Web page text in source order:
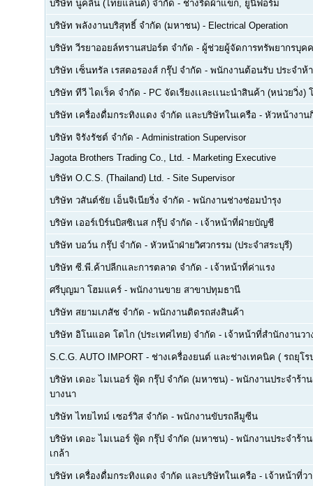
บริษัท นูคลีน (ไทยแลนด์) จำกัด - ช่างรีดผ้าแขก, ยูนิฟอร์ม
บริษัท พลังงานบริสุทธิ์ จำกัด (มหาชน) - Electrical Operation
บริษัท วีรยาออยล์ทรานสปอร์ต จำกัด - ผู้ช่วยผู้จัดการทรัพยากรบุค
บริษัท เซ็นทรัล เรสตอรองส์ กรุ๊ป จำกัด - พนักงานต้อนรับ ประจำห้
บริษัท ทีวี ไดเร็ค จำกัด - PC จัดเรียงเเละเเนะนำสินค้า (หน่วยวิ่ง
บริษัท เครื่องดื่มกระทิงแดง จำกัด และบริษัทในเครือ - หัวหน้างาน
บริษัท จิรังรัชต์ จำกัด - Administration Supervisor
Jagota Brothers Trading Co., Ltd. - Marketing Executive
บริษัท O.C.S. (Thailand) Ltd. - Site Supervisor
บริษัท วสันต์ชัย เอ็นจิเนียริ่ง จำกัด - พนักงานช่างซ่อมบำรุง
บริษัท เออร์เบิร์นบิสซิเนส กรุ๊ป จำกัด - เจ้าหน้าที่ฝ่ายบัญชี
บริษัท บอว์น กรุ๊ป จำกัด - หัวหน้าฝ่ายวิศวกรรม (ประจำสระบุรี)
บริษัท ซี.พี.ค้าปลีกและการตลาด จำกัด - เจ้าหน้าที่ค่าแรง
ศรีบุญมา โฮมแคร์ - พนักงานขาย สาขาปทุมธานี
บริษัท สยามเภสัช จำกัด - พนักงานติดรถส่งสินค้า
บริษัท อิโนแอค โตไก (ประเทศไทย) จำกัด - เจ้าหน้าที่สำนักงานวา
S.C.G. AUTO IMPORT - ช่างเครื่องยนต์ และช่างเทคนิค ( รถยุโ
บริษัท เดอะ ไมเนอร์ ฟู้ด กรุ๊ป จำกัด (มหาชน) - พนักงานประจำร้า
บางนา
บริษัท ไทยไทม์ เซอร์วิส จำกัด - พนักงานขับรถลีมูซีน
บริษัท เดอะ ไมเนอร์ ฟู้ด กรุ๊ป จำกัด (มหาชน) - พนักงานประจำร้า
เกล้า
บริษัท เครื่องดื่มกระทิงแดง จำกัด และบริษัทในเครือ - เจ้าหน้าที่ว